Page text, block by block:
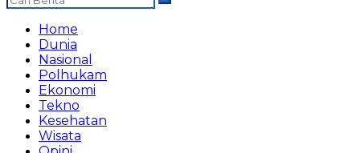
Home
Dunia
Nasional
Polhukam
Ekonomi
Tekno
Kesehatan
Wisata